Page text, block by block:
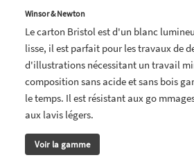
Winsor & Newton
Le carton Bristol est d'un blanc
lisse, il est parfait pour les travaux de
d'illustrations nécessitant un travail
composition sans acide et sans bois
le temps. Il est résistant aux go
aux lavis légers.
Voir la gamme